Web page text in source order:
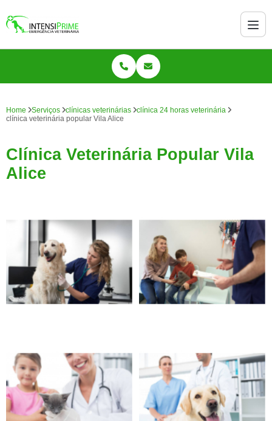
Home Serviços clínicas veterinárias
clínica 24 horas veterinária
clínica veterinária popular Vila Alice
Clínica Veterinária Popular Vila
Alice